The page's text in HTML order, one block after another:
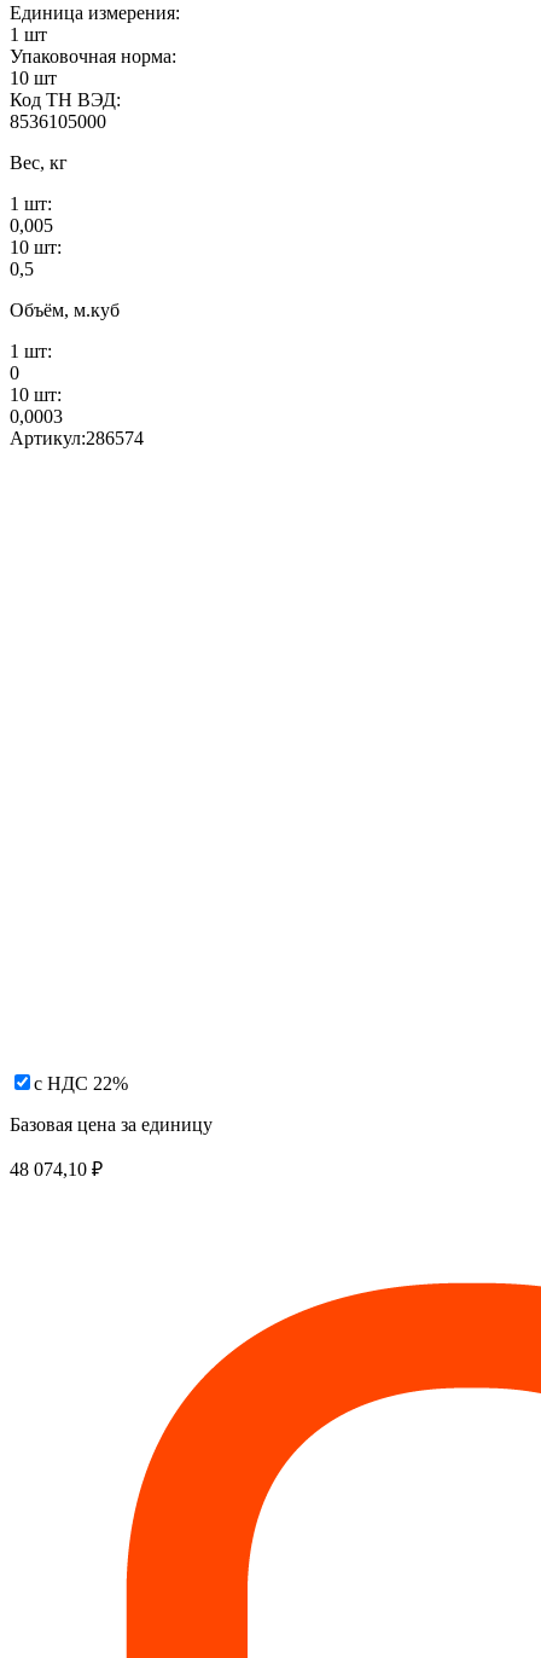
Единица измерения:
1 шт
Упаковочная норма:
10 шт
Код ТН ВЭД:
8536105000
Вес, кг
1 шт:
0,005
10 шт:
0,5
Объём, м.куб
1 шт:
0
10 шт:
0,0003
Артикул:286574
с НДС 22%
Базовая цена за единицу
48 074,10 ₽